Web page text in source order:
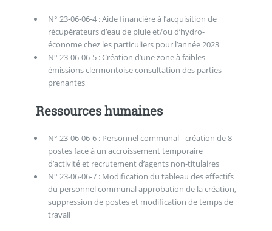
N° 23-06-06-4 : Aide financière à l’acquisition de
récupérateurs d’eau de pluie et/ou d’hydro-
économe chez les particuliers pour l’année 2023
N° 23-06-06-5 : Création d’une zone à faibles
émissions clermontoise consultation des parties
prenantes
Ressources humaines
N° 23-06-06-6 : Personnel communal - création de 8
postes face à un accroissement temporaire
d’activité et recrutement d’agents non-titulaires
N° 23-06-06-7 : Modification du tableau des effectifs
du personnel communal approbation de la création,
suppression de postes et modification de temps de
travail